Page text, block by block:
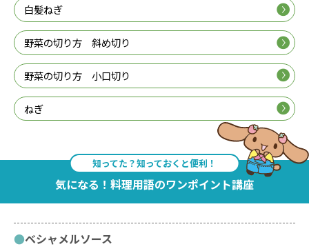
白髪ねぎ
野菜の切り方 斜め切り
野菜の切り方 小口切り
ねぎ
知ってた？知っておくと便利！
気になる！料理用語のワンポイント講座
ベシャメルソース